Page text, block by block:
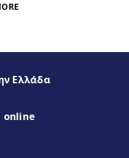
Slot
Ασύρματο
Ελλάδα
online